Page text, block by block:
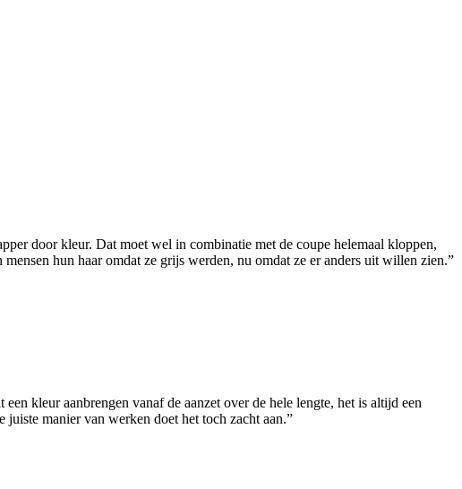
door kleur. Dat moet wel in combinatie met de coupe helemaal kloppen,
hun haar omdat ze grijs werden, nu omdat ze er anders uit willen zien.”
kleur aanbrengen vanaf de aanzet over de hele lengte, het is altijd een
manier van werken doet het toch zacht aan.”